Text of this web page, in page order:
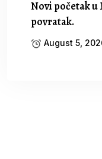
Novi početak
povratak.
August 5,